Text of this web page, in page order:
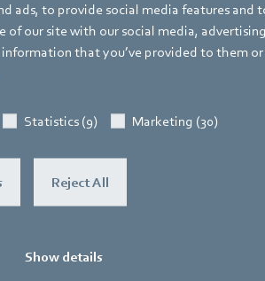
ads, to provide social media features and
of our site with our social media,
that you’ve provided to them
Statistics (9) Marketing (30)
Reject All
Show details